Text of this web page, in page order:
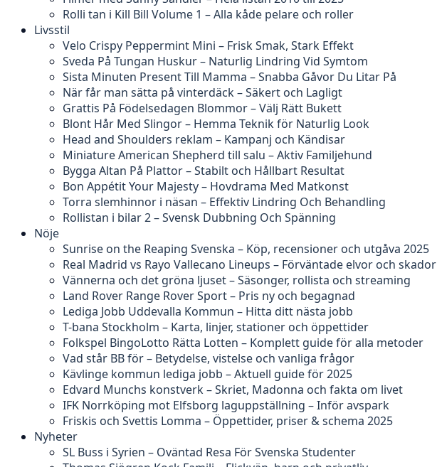
Rolli tan i Kill Bill Volume 1 – Alla kåde pelare och roller
Livsstil
Velo Crispy Peppermint Mini – Frisk Smak, Stark Effekt
Sveda På Tungan Huskur – Naturlig Lindring Vid Symtom
Sista Minuten Present Till Mamma – Snabba Gåvor Du Litar På
När får man sätta på vinterdäck – Säkert och Lagligt
Grattis På Födelsedagen Blommor – Välj Rätt Bukett
Blont Hår Med Slingor – Hemma Teknik för Naturlig Look
Head and Shoulders reklam – Kampanj och Kändisar
Miniature American Shepherd till salu – Aktiv Familjehund
Bygga Altan På Plattor – Stabilt och Hållbart Resultat
Bon Appétit Your Majesty – Hovdrama Med Matkonst
Torra slemhinnor i näsan – Effektiv Lindring Och Behandling
Rollistan i bilar 2 – Svensk Dubbning Och Spänning
Nöje
Sunrise on the Reaping Svenska – Köp, recensioner och utgåva 2025
Real Madrid vs Rayo Vallecano Lineups – Förväntade elvor och skador
Vännerna och det gröna ljuset – Säsonger, rollista och streaming
Land Rover Range Rover Sport – Pris ny och begagnad
Lediga Jobb Uddevalla Kommun – Hitta ditt nästa jobb
T-bana Stockholm – Karta, linjer, stationer och öppettider
Folkspel BingoLotto Rätta Lotten – Komplett guide för alla metoder
Vad står BB för – Betydelse, vistelse och vanliga frågor
Kävlinge kommun lediga jobb – Aktuell guide för 2025
Edvard Munchs konstverk – Skriet, Madonna och fakta om livet
IFK Norrköping mot Elfsborg laguppställning – Inför avspark
Friskis och Svettis Lomma – Öppettider, priser & schema 2025
Nyheter
SL Buss i Syrien – Oväntad Resa För Svenska Studenter